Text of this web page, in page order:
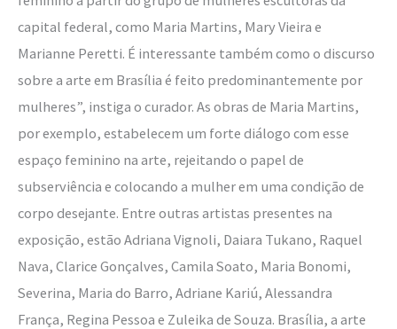
capital federal, como Maria Martins, Mary Vieira e
Marianne Peretti. É interessante também como o discurso
sobre a arte em Brasília é feito predominantemente por
mulheres”, instiga o curador. As obras de Maria Martins,
por exemplo, estabelecem um forte diálogo com esse
espaço feminino na arte, rejeitando o papel de
subserviência e colocando a mulher em uma condição de
corpo desejante. Entre outras artistas presentes na
exposição, estão Adriana Vignoli, Daiara Tukano, Raquel
Nava, Clarice Gonçalves, Camila Soato, Maria Bonomi,
Severina, Maria do Barro, Adriane Kariú, Alessandra
França, Regina Pessoa e Zuleika de Souza. Brasília, a arte